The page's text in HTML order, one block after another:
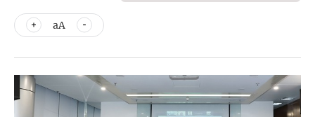
aA